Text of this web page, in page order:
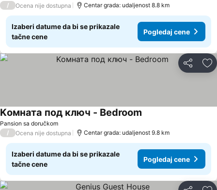
/ Ocena nije dostupna Centar grada: udaljenost 8.8 km
Izaberi datume da bi se prikazale
tačne cene
Pogledaj cene
Deli
Pansion sa doručkom
Kомната под ключ - Bedroom
/ Ocena nije dostupna Centar grada: udaljenost 9.8 km
Izaberi datume da bi se prikazale
tačne cene
Pogledaj cene